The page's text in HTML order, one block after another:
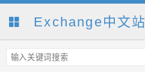
Exchange中文站